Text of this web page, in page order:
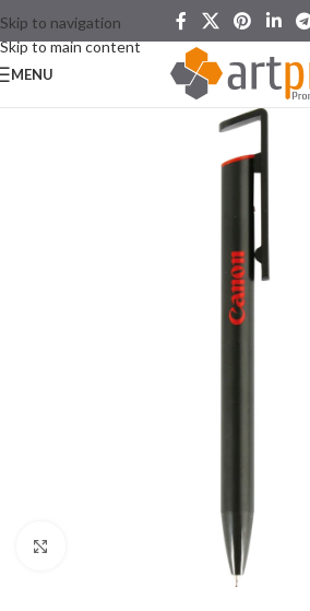
Skip to navigation
Skip to main content
MENU